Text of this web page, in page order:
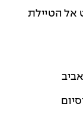
ומבט אל הטיילת